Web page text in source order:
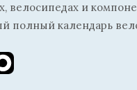
велосипедах и
полный календарь